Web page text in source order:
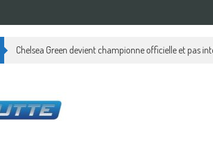
Chelsea Green devient championne officielle et pas